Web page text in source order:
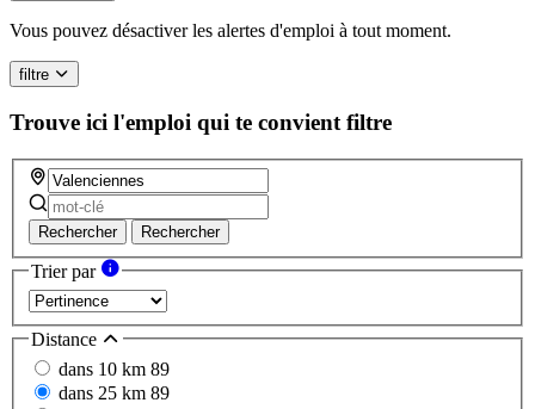
Vous pouvez désactiver les alertes d'emploi à tout moment.
filtre
Trouve ici l'emploi qui te convient filtre
Rechercher Rechercher
Trier par
Distance
dans 10 km 89
dans 25 km 89